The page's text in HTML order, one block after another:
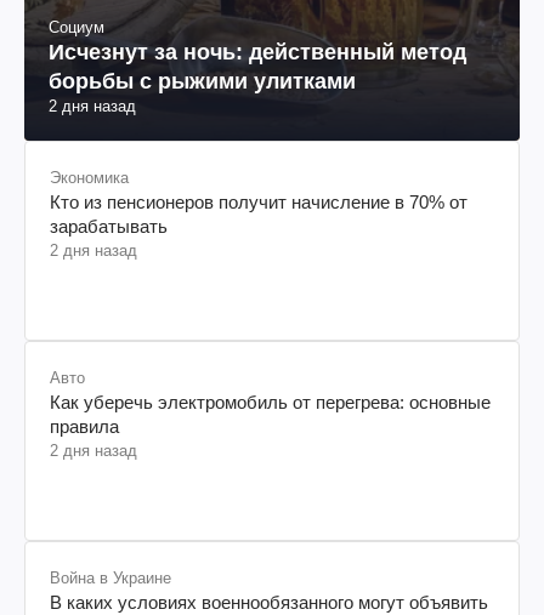
Социум
Исчезнут за ночь: действенный метод
борьбы с рыжими улитками
2 дня назад
Экономика
Кто из пенсионеров получит начисление в 70% от
зарабатывать
2 дня назад
Авто
Как уберечь электромобиль от перегрева: основные
правила
2 дня назад
Война в Украине
В каких условиях военнообязанного могут объявить